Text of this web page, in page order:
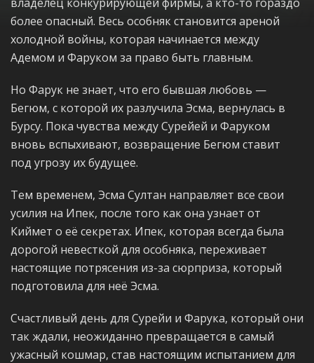
более опасный. Весь особняк становится ареной
холодной войны, которая начинается между
Адемом и Фаруком за право быть главным.
Но Фарук не знает, что его бывшая любовь —
Бегюм, с которой их разлучила Эсма, вернулась в
Бурсу. Пока чувства между Сурейей и Фаруком
вновь вспыхивают, возвращение Бегюм ставит
под угрозу их будущее.
Тем временем, Эсма Султан направляет все свои
усилия на Ипек, после того как она узнает от
Киймет о её секретах. Ипек, которая всегда была
дорогой невесткой для особняка, переживает
настоящие потрясения из-за сюрприза, который
подготовила для неё Эсма.
Счастливый день для Сурейи и Фарука, который они
так ждали, неожиданно превращается в самый
ужасный кошмар, став настоящим испытанием для